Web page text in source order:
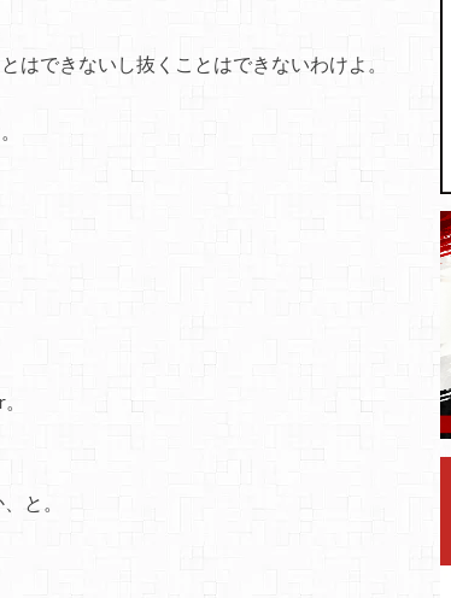
はできないし抜くことはできないわけよ。
と。